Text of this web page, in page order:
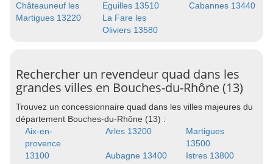
Châteauneuf les
Martigues 13220
Eguilles 13510
Cabannes 13440
La Fare les
Oliviers 13580
Rechercher un revendeur quad dans les
grandes villes en Bouches-du-Rhône (13)
Trouvez un concessionnaire quad dans les villes majeures du
département Bouches-du-Rhône (13) :
Aix-en-
provence
13100
Arles 13200
Martigues
13500
Aubagne 13400
Istres 13800